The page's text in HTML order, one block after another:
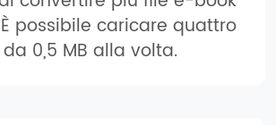
possibile caricare quattro
0,5 MB alla volta.